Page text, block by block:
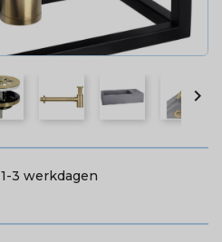

1-3 werkdagen